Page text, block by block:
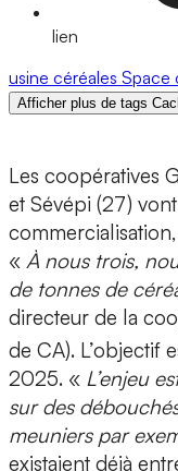
lien
usine céréales Space
Afficher plus de tags
Les coopératives
et Sévépi (27)
« À nous trois,
de tonnes de
directeur de la
de CA). L’objectif
2025. « L’enjeu
sur des
meuniers par
existaient déjà